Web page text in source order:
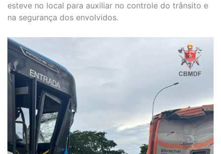
esteve no local para auxiliar no controle do trânsito e
na segurança dos envolvidos.